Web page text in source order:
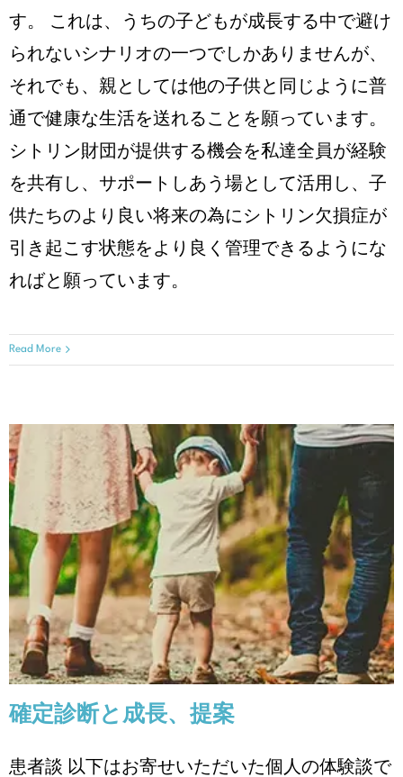
す。 これは、うちの子どもが成長する中で避け
られないシナリオの一つでしかありませんが、
それでも、親としては他の子供と同じように普
通で健康な生活を送れることを願っています。
シトリン財団が提供する機会を私達全員が経験
を共有し、サポートしあう場として活用し、子
供たちのより良い将来の為にシトリン欠損症が
引き起こす状態をより良く管理できるようにな
ればと願っています。
Read More
確定診断と成長、提案
患者体験談
確定診断と成長、提案
患者談 以下はお寄せいただいた個人の体験談で